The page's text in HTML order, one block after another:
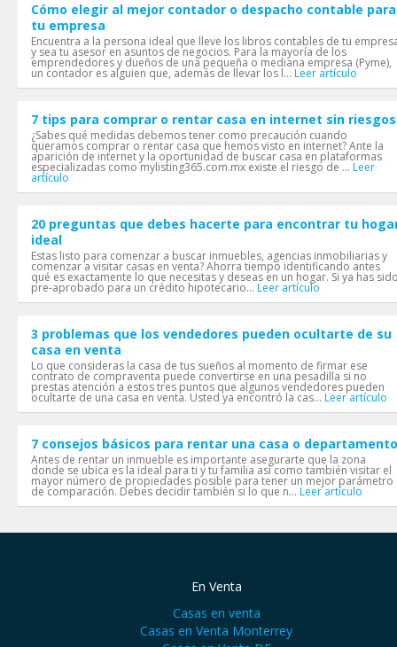
Cómo elegir al mejor contador o despacho contable para
tu empresa
Encuentra a la persona ideal que lleve los libros contables de tu
y sea tu asesor en asuntos de negocios. Para la mayoría de los
emprendedores y dueños de una pequeña o mediana empresa (Pyme),
un contador es alguien que, además de llevar los l... Leer artículo
7 tips para comprar o rentar casa en internet sin riesgos
¿Sabes qué medidas debemos tener como precaución cuando
queramos comprar o rentar casa que hemos visto en internet? Ante la
aparición de internet y la oportunidad de buscar casa en plataformas
especializadas como mylisting365.com.mx existe el riesgo de ... Leer
artículo
20 preguntas que debes hacerte para encontrar tu
ideal
Estas listo para comenzar a buscar inmuebles, agencias inmobiliarias y
comenzar a visitar casas en venta? Ahorra tiempo identificando antes
qué es exactamente lo que necesitas y deseas en un hogar. Si ya has
pre-aprobado para un crédito hipotecario... Leer artículo
3 problemas que los vendedores pueden ocultarte de su
casa en venta
Lo que consideras la casa de tus sueños al momento de firmar ese
contrato de compraventa puede convertirse en una pesadilla si no
prestas atención a estos tres puntos que algunos vendedores pueden
ocultarte de una casa en venta. Usted ya encontró la cas... Leer artículo
7 consejos básicos para rentar una casa o departamento
Antes de rentar un inmueble es importante asegurarte que la zona
donde se ubica es la ideal para ti y tu familia así como también visitar el
mayor número de propiedades posible para tener un mejor parámetro
de comparación. Debes decidir también si lo que n... Leer artículo
En Venta
Casas en venta
Casas en Venta Monterrey